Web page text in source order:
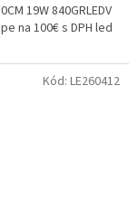
19W 840GRLEDV
na 100€ s DPH led
Kód: LE260412